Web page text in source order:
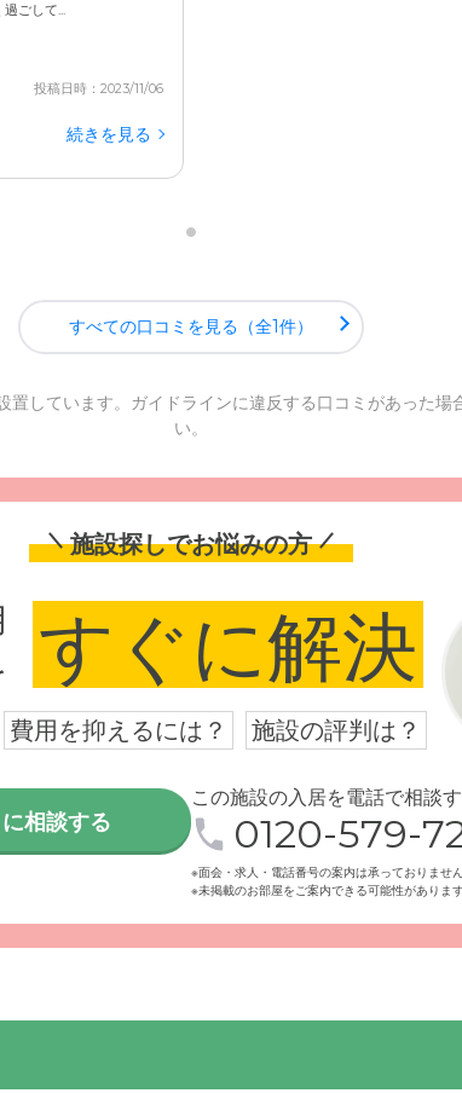
ごして...
投稿日時：2023/11/06
続きを見る
すべての口コミを見る（全1件）
置しています。ガイドラインに違反する口コミがあった場
い。
施設探しでお悩みの方
すぐに解決
費用を抑えるには？ 施設の評判は？
相談する
この施設の入居を電話で相談
0120-579-
※面会・求人・電話番号の案内は承っておりません
※未掲載のお部屋をご案内できる可能性があります